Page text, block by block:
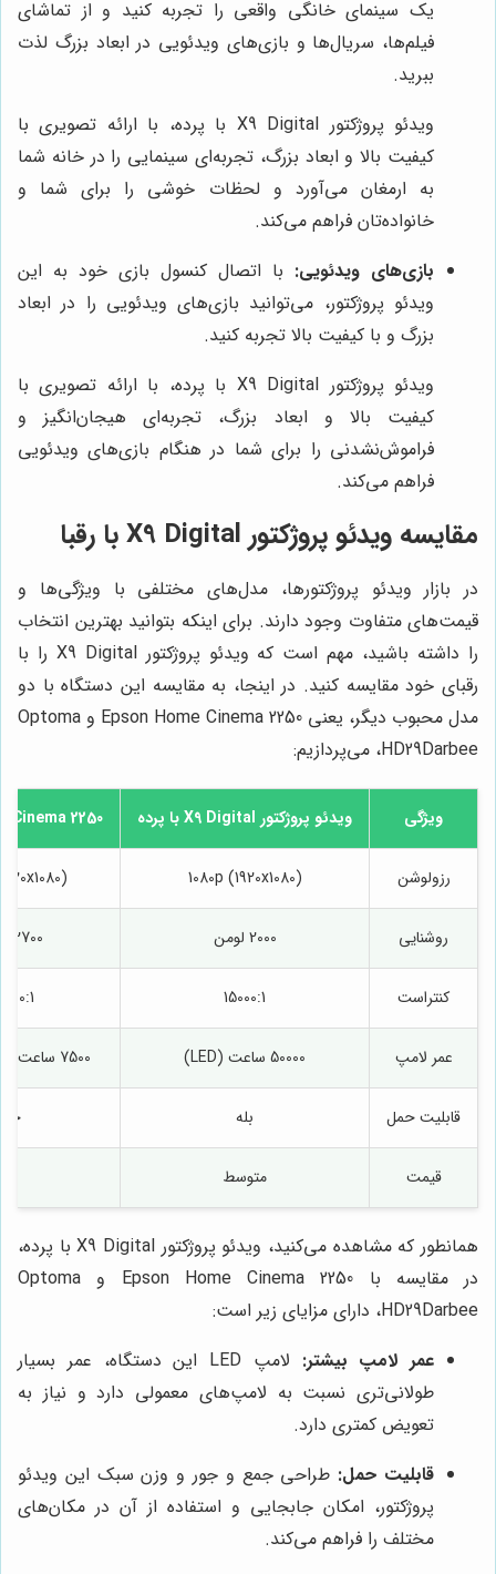
یک سینمای خانگی واقعی را تجربه کنید و از تماشای
فیلم‌ها، سریال‌ها و بازی‌های ویدئویی در ابعاد بزرگ لذت
ببرید.
ویدئو پروژکتور X9 Digital با پرده، با ارائه تصویری با
کیفیت بالا و ابعاد بزرگ، تجربه‌ای سینمایی را در خانه شما
به ارمغان می‌آورد و لحظات خوشی را برای شما و
خانواده‌تان فراهم می‌کند.
بازی‌های ویدئویی: با اتصال کنسول بازی خود به این
ویدئو پروژکتور، می‌توانید بازی‌های ویدئویی را در ابعاد
بزرگ و با کیفیت بالا تجربه کنید.
ویدئو پروژکتور X9 Digital با پرده، با ارائه تصویری با
کیفیت بالا و ابعاد بزرگ، تجربه‌ای هیجان‌انگیز و
فراموش‌نشدنی را برای شما در هنگام بازی‌های ویدئویی
فراهم می‌کند.
مقایسه ویدئو پروژکتور X9 Digital با رقبا
در بازار ویدئو پروژکتورها، مدل‌های مختلفی با ویژگی‌ها و
قیمت‌های متفاوت وجود دارند. برای اینکه بتوانید بهترین انتخاب
را داشته باشید، مهم است که ویدئو پروژکتور X9 Digital را با
رقبای خود مقایسه کنید. در اینجا، به مقایسه این دستگاه با دو
مدل محبوب دیگر، یعنی Epson Home Cinema 2250 و Optoma
HD29Darbee، می‌پردازیم:
ویژگی ویدئو پروژکتور X9 Digital با پرده Cinema 2250
رزولوشن 1080p (1920x1080)
روشنایی 2000 لومن 2700 لومن
کنتراست 15000:1
عمر لامپ 50000 ساعت (LED) 7500 ساعت (Eco Mode)
قابلیت حمل بله خیر
قیمت متوسط
همانطور که مشاهده می‌کنید، ویدئو پروژکتور X9 Digital با پرده،
در مقایسه با Epson Home Cinema 2250 و Optoma
HD29Darbee، دارای مزایای زیر است:
عمر لامپ بیشتر:
لامپ LED این دستگاه، عمر بسیار
طولانی‌تری نسبت به لامپ‌های معمولی دارد و نیاز به
تعویض کمتری دارد.
قابلیت حمل: طراحی جمع و جور و وزن سبک این ویدئو
پروژکتور، امکان جابجایی و استفاده از آن در مکان‌های
مختلف را فراهم می‌کند.